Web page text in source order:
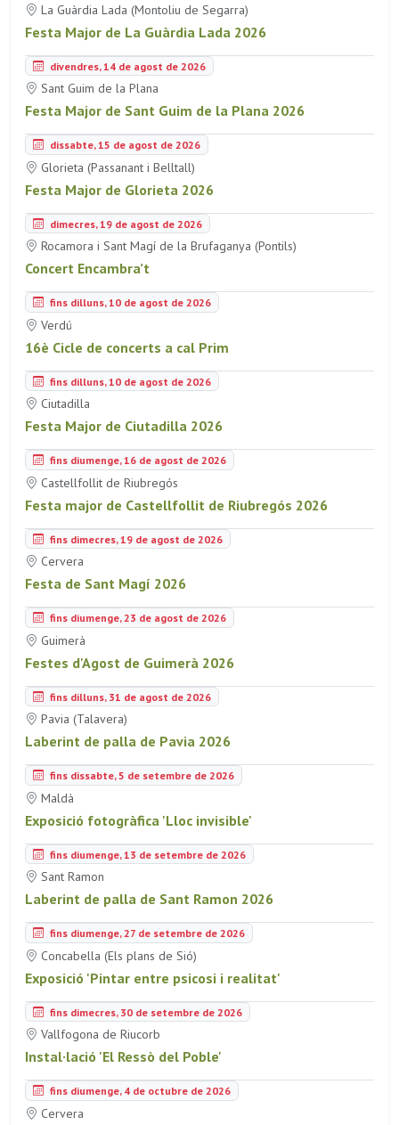
La Guàrdia Lada (Montoliu de Segarra)
Festa Major de La Guàrdia Lada 2026
divendres, 14 de agost de 2026
Sant Guim de la Plana
Festa Major de Sant Guim de la Plana 2026
dissabte, 15 de agost de 2026
Glorieta (Passanant i Belltall)
Festa Major de Glorieta 2026
dimecres, 19 de agost de 2026
Rocamora i Sant Magí de la Brufaganya (Pontils)
Concert Encambra’t
fins dilluns, 10 de agost de 2026
Verdú
16è Cicle de concerts a cal Prim
fins dilluns, 10 de agost de 2026
Ciutadilla
Festa Major de Ciutadilla 2026
fins diumenge, 16 de agost de 2026
Castellfollit de Riubregós
Festa major de Castellfollit de Riubregós 2026
fins dimecres, 19 de agost de 2026
Cervera
Festa de Sant Magí 2026
fins diumenge, 23 de agost de 2026
Guimerà
Festes d'Agost de Guimerà 2026
fins dilluns, 31 de agost de 2026
Pavia (Talavera)
Laberint de palla de Pavia 2026
fins dissabte, 5 de setembre de 2026
Maldà
Exposició fotogràfica 'Lloc invisible'
fins diumenge, 13 de setembre de 2026
Sant Ramon
Laberint de palla de Sant Ramon 2026
fins diumenge, 27 de setembre de 2026
Concabella (Els plans de Sió)
Exposició 'Pintar entre psicosi i realitat'
fins dimecres, 30 de setembre de 2026
Vallfogona de Riucorb
Instal·lació 'El Ressò del Poble'
fins diumenge, 4 de octubre de 2026
Cervera